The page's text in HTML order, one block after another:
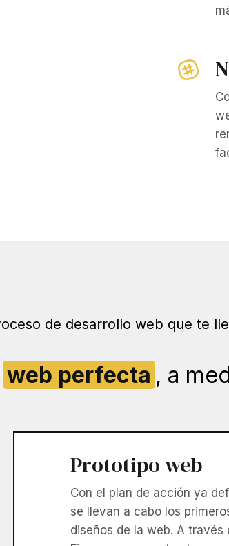
de desarrollo web que te
web perfecta , a
Prototipo web
Con el plan de acción ya
se llevan a cabo los
diseños de la web. A través